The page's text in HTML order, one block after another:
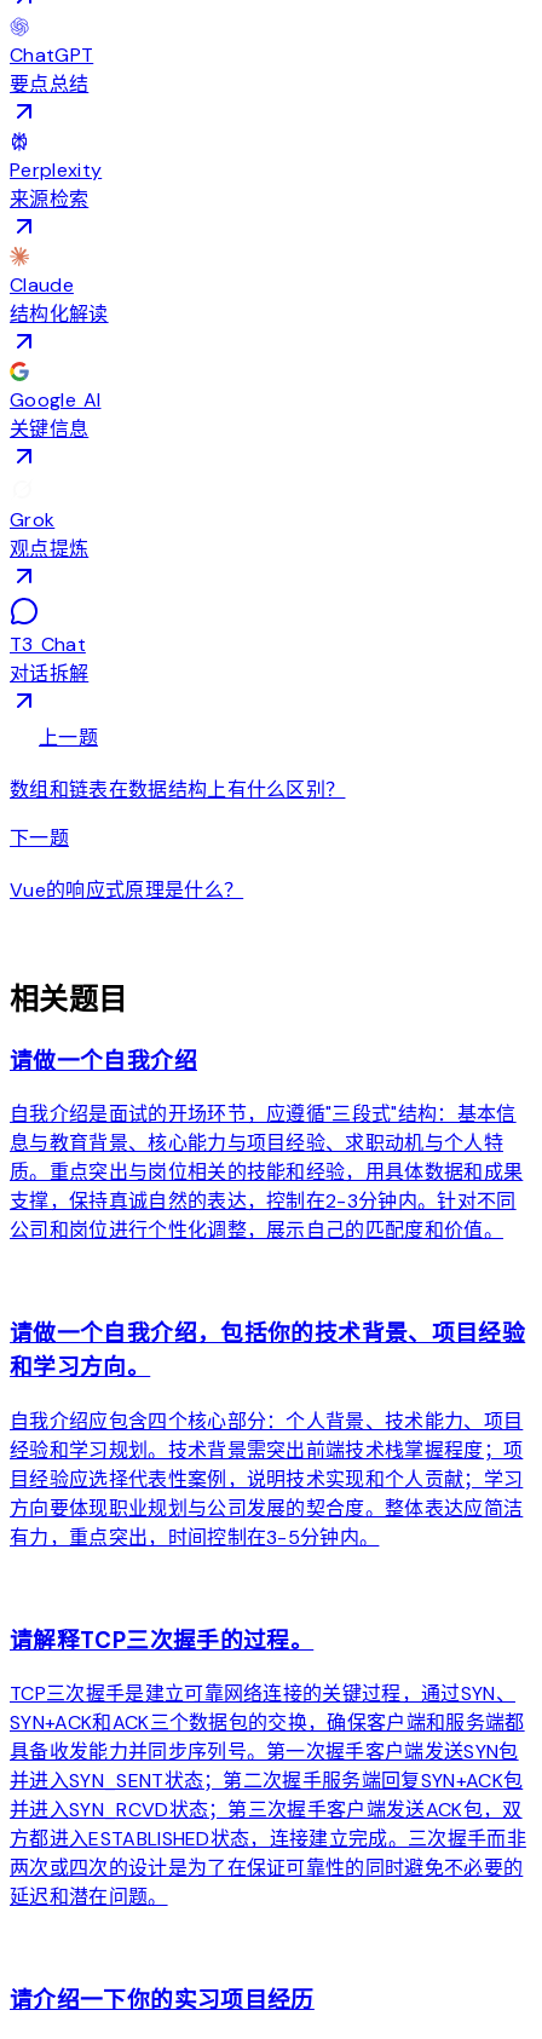
ChatGPT
要点总结
Perplexity
来源检索
Claude
结构化解读
Google AI
关键信息
Grok
观点提炼
T3 Chat
对话拆解
上一题
数组和链表在数据结构上有什么区别？
下一题arrow_forward
Vue的响应式原理是什么？
相关题目
请做一个自我介绍
自我介绍是面试的开场环节，应遵循"三段式"结构：基本信
息与教育背景、核心能力与项目经验、求职动机与个人特
质。重点突出与岗位相关的技能和经验，用具体数据和成果
支撑，保持真诚自然的表达，控制在2-3分钟内。针对不同
公司和岗位进行个性化调整，展示自己的匹配度和价值。
请做一个自我介绍，包括你的技术背景、项目经验
和学习方向。
自我介绍应包含四个核心部分：个人背景、技术能力、项目
经验和学习规划。技术背景需突出前端技术栈掌握程度；项
目经验应选择代表性案例，说明技术实现和个人贡献；学习
方向要体现职业规划与公司发展的契合度。整体表达应简洁
有力，重点突出，时间控制在3-5分钟内。
请解释TCP三次握手的过程。
TCP三次握手是建立可靠网络连接的关键过程，通过SYN、
SYN+ACK和ACK三个数据包的交换，确保客户端和服务端都
具备收发能力并同步序列号。第一次握手客户端发送SYN包
并进入SYN_SENT状态；第二次握手服务端回复SYN+ACK包
并进入SYN_RCVD状态；第三次握手客户端发送ACK包，双
方都进入ESTABLISHED状态，连接建立完成。三次握手而非
两次或四次的设计是为了在保证可靠性的同时避免不必要的
延迟和潜在问题。
请介绍一下你的实习项目经历